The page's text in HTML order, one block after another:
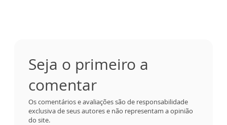
Seja o primeiro a
comentar
Os comentários e avaliações são de responsabilidade
exclusiva de seus autores e não representam a opinião
do site.